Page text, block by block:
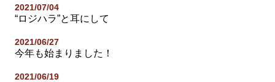
2021/07/04
“ロジハラ”と耳にして
2021/06/27
今年も始まりました！
2021/06/19